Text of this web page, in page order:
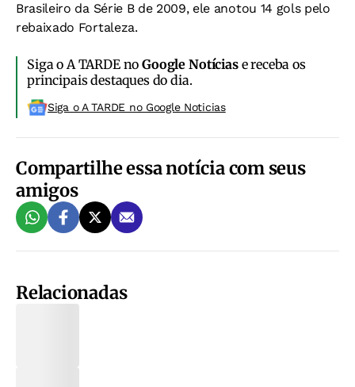
Brasileiro da Série B de 2009, ele anotou 14 gols pelo
rebaixado Fortaleza.
Siga o A TARDE noGoogle Notíciase receba os
principais destaques do dia.
Siga o A TARDE no Google Noticias
Compartilhe essa notícia com seus
amigos
Relacionadas